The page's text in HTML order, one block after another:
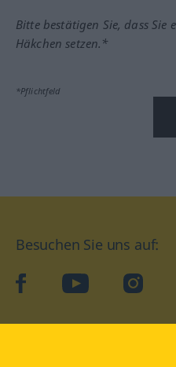
Bitte bestätigen Sie, dass Sie
Häkchen setzen.*
*Pflichtfeld
Besuchen Sie uns auf:
facebookYouTube